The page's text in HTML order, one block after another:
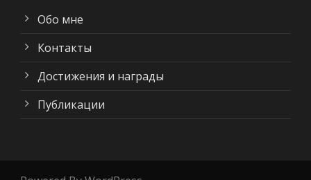
Обо мне
Контакты
Достижения и награды
Публикации